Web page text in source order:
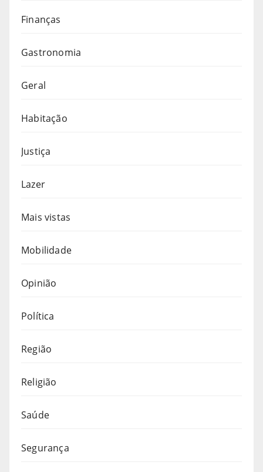
Finanças
Gastronomia
Geral
Habitação
Justiça
Lazer
Mais vistas
Mobilidade
Opinião
Política
Região
Religião
Saúde
Segurança